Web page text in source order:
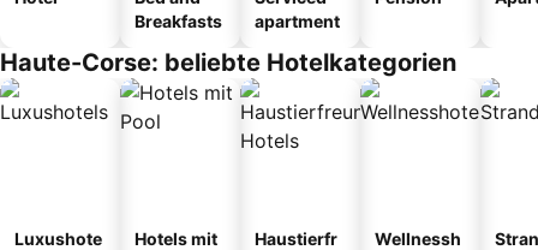
Breakfasts
apartment
Haute-Corse: beliebte Hotelkategorien
Luxushote
Hotels mit
Haustierfr
Wellnessh